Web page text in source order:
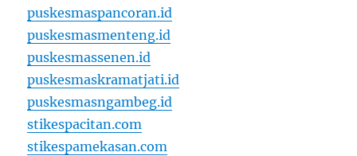
puskesmaspancoran.id
puskesmasmenteng.id
puskesmassenen.id
puskesmaskramatjati.id
puskesmasngambeg.id
stikespacitan.com
stikespamekasan.com